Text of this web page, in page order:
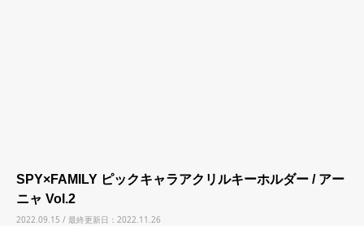
SPY×FAMILY ピックキャラアクリルキーホルダー / アー
ニャ Vol.2
2022.09.15 / 最終更新日：2022.11.26